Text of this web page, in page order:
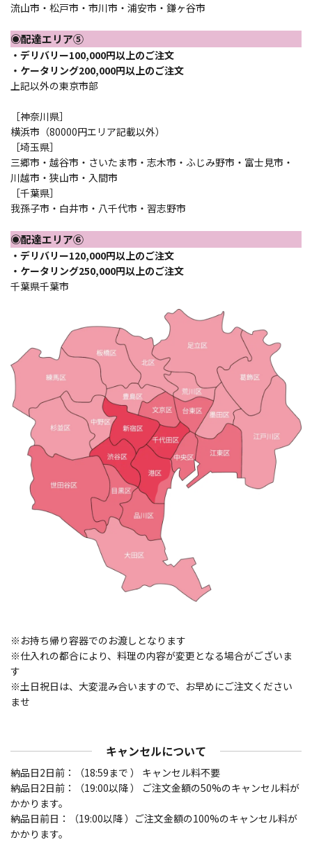
流山市・松戸市・市川市・浦安市・鎌ヶ谷市
◉配達エリア⑤
・デリバリー100,000円以上のご注文
・ケータリング200,000円以上のご注文
上記以外の東京市部
［神奈川県］
横浜市（80000円エリア記載以外）
［埼玉県］
三郷市・越谷市・さいたま市・志木市・ふじみ野市・富士見市・
川越市・狭山市・入間市
［千葉県］
我孫子市・白井市・八千代市・習志野市
◉配達エリア⑥
・デリバリー120,000円以上のご注文
・ケータリング250,000円以上のご注文
千葉県千葉市
※お持ち帰り容器でのお渡しとなります
※仕入れの都合により、料理の内容が変更となる場合がございま
す
※土日祝日は、大変混み合いますので、お早めにご注文ください
ませ
キャンセルについて
納品日2日前：（18:59まで ） キャンセル料不要
納品日2日前：（19:00以降 ） ご注文金額の50%のキャンセル料が
かかります。
納品日前日：（19:00以降 ）ご注文金額の100%のキャンセル料が
かかります。